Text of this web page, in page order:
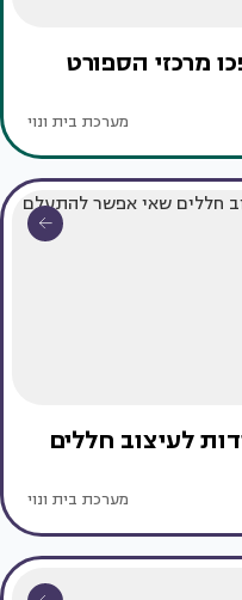
מרכזי הספורט
מערכת בית ונוי
לעיצוב חללים
מערכת בית ונוי